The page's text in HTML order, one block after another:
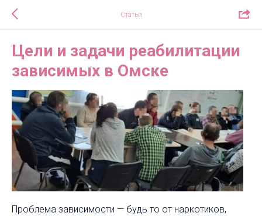
Статьи
Цели и задачи реабилитации
зависимых в Омске
Проблема зависимости — будь то от наркотиков,